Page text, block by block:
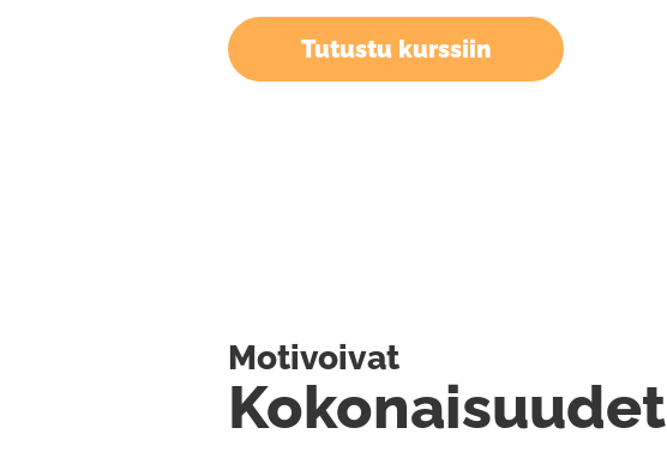
Tutustu kurssiin
Kokonaisuudet
Motivoivat